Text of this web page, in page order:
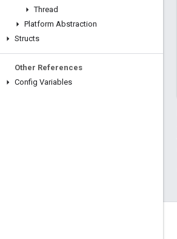
Thread
Platform Abstraction
Structs
Other References
Config Variables